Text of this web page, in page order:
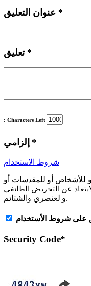
*
تعليق *
: Characters Left
*
شروط الاستخدام
للأشخاص أو للمقدسات أو
عن التحريض الطائفي
والعنصري والشتائم.
على شروط الأستخدام
Security Code*